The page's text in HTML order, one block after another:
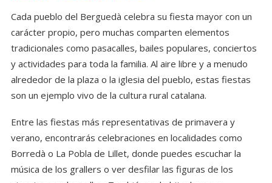
Cada pueblo del Berguedà celebra su fiesta mayor con un
carácter propio, pero muchas comparten elementos
tradicionales como pasacalles, bailes populares, conciertos
y actividades para toda la familia. Al aire libre y a menudo
alrededor de la plaza o la iglesia del pueblo, estas fiestas
son un ejemplo vivo de la cultura rural catalana.
Entre las fiestas más representativas de primavera y
verano, encontrarás celebraciones en localidades como
Borredà o La Pobla de Lillet, donde puedes escuchar la
música de los grallers o ver desfilar las figuras de los